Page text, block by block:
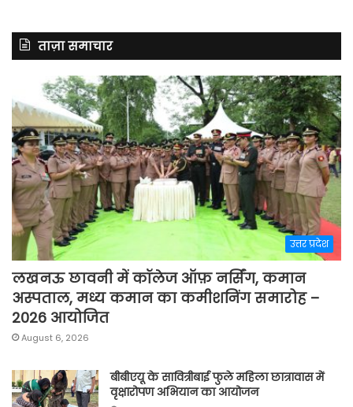
ताज़ा समाचार
उत्तर प्रदेश
लखनऊ छावनी में कॉलेज ऑफ़ नर्सिंग, कमान
अस्पताल, मध्य कमान का कमीशनिंग समारोह –
2026 आयोजित
August 6, 2026
बीबीएयू के सावित्रीबाई फुले महिला छात्रावास में
वृक्षारोपण अभियान का आयोजन